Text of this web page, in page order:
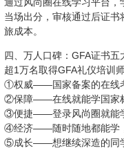
通过风尚圈在线学习平台
当场出分，审核通过后证
旅成本。
四、万人口碑：GFA证书五
超1万名取得GFA礼仪培训
①权威——国家备案的在线
②保障——在线就能学国家
③便捷——登录风尚圈就能学
④经济——随时随地都能学
⑤成长——想继续深造的同学